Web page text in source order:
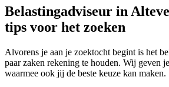
Belastingadviseur in
tips voor het zoeken
Alvorens je aan je zoektocht begint is het
paar zaken rekening te houden. Wij geven
waarmee ook jij de beste keuze kan maken.